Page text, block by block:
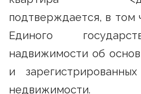
подтверждается, в том
Единого
надвижимости об
и
недвижимости.